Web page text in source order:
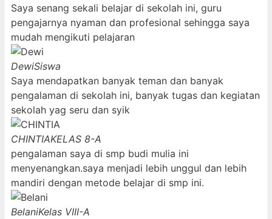
Saya senang sekali belajar di sekolah ini, guru
pengajarnya nyaman dan profesional sehingga saya
mudah mengikuti pelajaran
DewiSiswa
Saya mendapatkan banyak teman dan banyak
pengalaman di sekolah ini, banyak tugas dan kegiatan
sekolah yag seru dan syik
CHINTIAKELAS 8-A
pengalaman saya di smp budi mulia ini
menyenangkan.saya menjadi lebih unggul dan lebih
mandiri dengan metode belajar di smp ini.
BelaniKelas VIII-A